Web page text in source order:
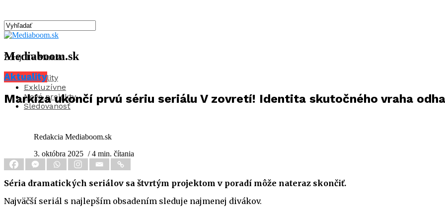
Mediaboom.sk
Aktuality
Exkluzívne
Nové projekty
Sledovanosť
Zdroj: TV Markíza
Aktuality
Markíza ukončí prvú sériu seriálu V zovretí! Identita skutočného vraha
Redakcia Mediaboom.sk
3. októbra 2025 / 4 min. čítania
Séria dramatických seriálov sa štvrtým projektom v poradí môže nateraz skončiť.
Najväčší seriál s najlepším obsadením sleduje najmenej divákov.